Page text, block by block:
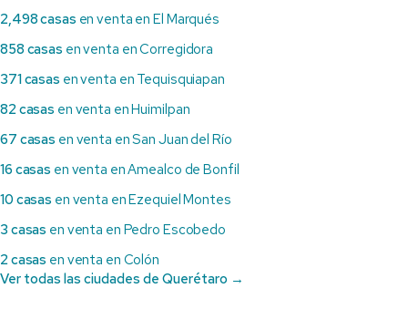
2,498 casas en venta en El Marqués
858 casas en venta en Corregidora
371 casas en venta en Tequisquiapan
82 casas en venta en Huimilpan
67 casas en venta en San Juan del Río
16 casas en venta en Amealco de Bonfil
10 casas en venta en Ezequiel Montes
3 casas en venta en Pedro Escobedo
2 casas en venta en Colón
Ver todas las ciudades de Querétaro →